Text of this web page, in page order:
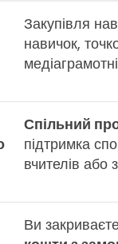
Закупівля
навичок,
Спільний
підтримка
вчителів або
Ви